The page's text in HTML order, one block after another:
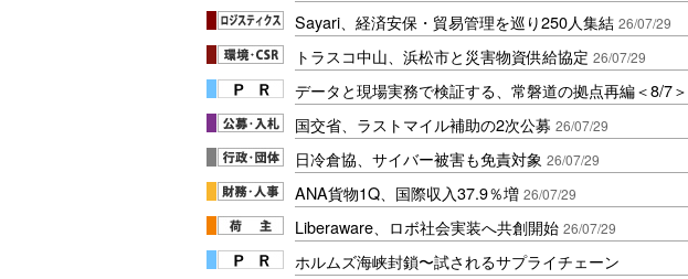
Sayari、経済安保・貿易管理を巡り250人集結 26/07/29
トラスコ中山、浜松市と災害物資供給協定 26/07/29
データと現場実務で検証する、常磐道の拠点再編＜8/7＞
国交省、ラストマイル補助の2次公募 26/07/29
日冷倉協、サイバー被害も免責対象 26/07/29
ANA貨物1Q、国際収入37.9％増 26/07/29
Liberaware、ロボ社会実装へ共創開始 26/07/29
ホルムズ海峡封鎖〜試されるサプライチェーン